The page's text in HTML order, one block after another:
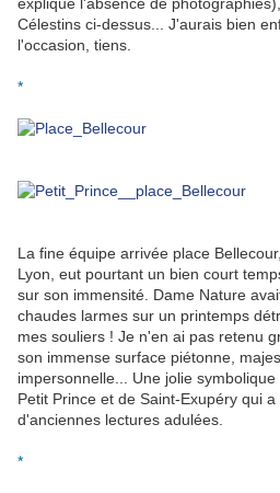
Célestins ci-dessus... J'aurais bien
l'occasion, tiens.
*
La fine équipe arrivée place
Lyon, eut pourtant un bien court
sur son immensité. Dame Nature
chaudes larmes sur un printemps
mes souliers ! Je n'en ai pas retenu
son immense surface piétonne,
impersonnelle... Une jolie
Petit Prince et de Saint-Exupéry qui
d'anciennes lectures adulées.
*